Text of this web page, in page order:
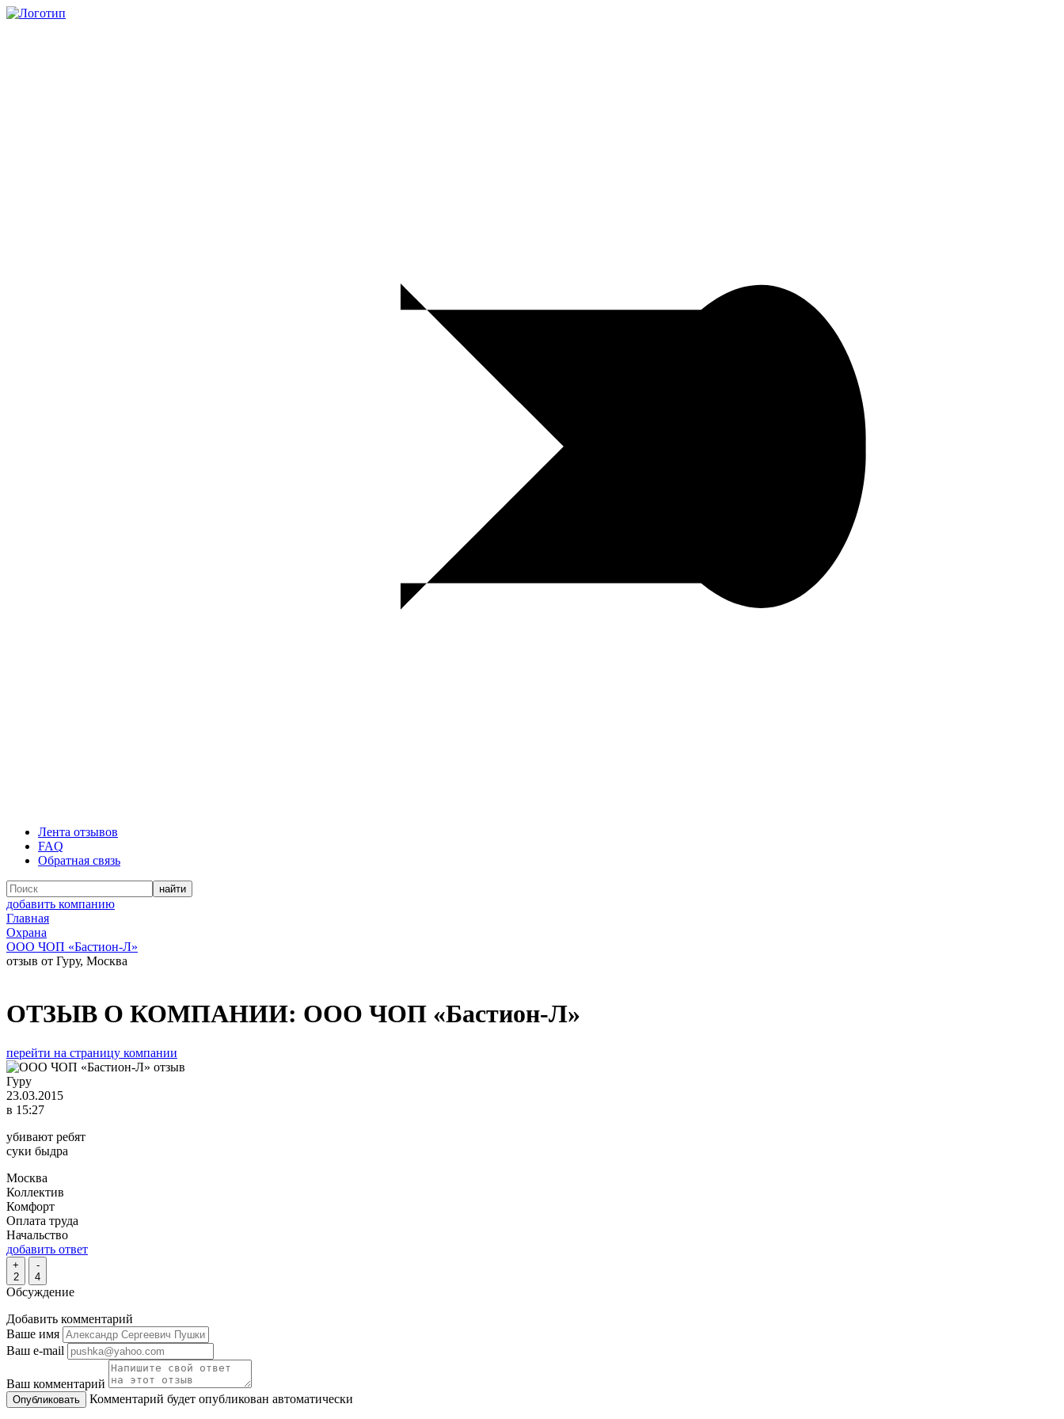
Лента отзывов
FAQ
Обратная связь
добавить компанию
Главная
Охрана
ООО ЧОП «Бастион-Л»
отзыв от Гуру, Москва
ОТЗЫВ О КОМПАНИИ: ООО ЧОП «Бастион-Л»
перейти на страницу компании
Гуру
23.03.2015
в 15:27
убивают ребят
суки быдра
Москва
Коллектив
Комфорт
Оплата труда
Начальство
добавить ответ
+
2
-
4
Обсуждение
Добавить комментарий
Ваше имя
Ваш e-mail
Ваш комментарий
Комментарий будет опубликован автоматически